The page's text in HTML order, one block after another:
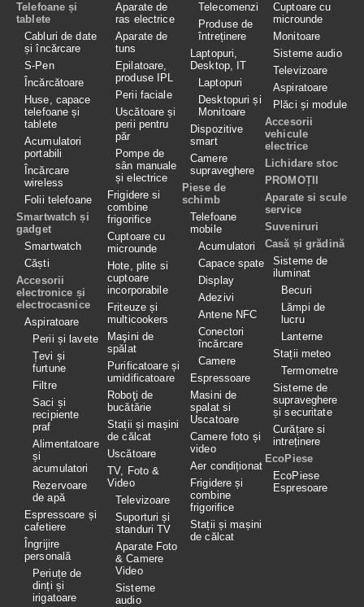
Telefoane și
tablete
Cabluri de date
și încărcare
S-Pen
Încărcătoare
Huse, capace
telefoane și
tablete
Acumulatori
portabili
Încărcare
wireless
Folii telefoane
Smartwatch și
gadget
Smartwatch
Căști
Accesorii
electronice și
electrocasnice
Aspiratoare
Perii și lavete
Țevi și
furtune
Filtre
Saci și
recipiente
praf
Alimentatoare
și
acumulatori
Rezervoare
de apă
Espressoare și
cafetiere
Îngrijire
personală
Periuțe de
dinți și
irigatoare
Aparate de
ras electrice
Aparate de
tuns
Epilatoare,
produse IPL
Perii faciale
Uscătoare și
perii pentru
păr
Pompe de
sân manuale
și electrice
Frigidere si
combine
frigorifice
Cuptoare cu
microunde
Hote, plite si
cuptoare
incorporabile
Friteuze și
multicookers
Maşini de
spălat
Purificatoare și
umidificatoare
Roboţi de
bucătărie
Stații și mașini
de călcat
Uscătoare
TV, Foto &
Video
Televizoare
Suporturi și
standuri TV
Aparate Foto
& Camere
Video
Sisteme
audio
Telecomenzi
Produse de
întreținere
Laptopuri,
Desktop, IT
Laptopuri
Desktopuri și
Monitoare
Dispozitive
smart
Camere
supraveghere
Piese de
schimb
Telefoane
mobile
Acumulatori
Capace spate
Display
Adezivi
Antene NFC
Conectori
încărcare
Camere
Espressoare
Masini de
spalat si
Uscatoare
Camere foto și
video
Aer condiționat
Frigidere și
combine
frigorifice
Stații și mașini
de călcat
Cuptoare cu
microunde
Monitoare
Sisteme audio
Televizoare
Aspiratoare
Plăci și module
Accesorii
vehicule
electrice
Lichidare stoc
PROMOȚII
Aparate si scule
service
Suveniruri
Casă și grădină
Sisteme de
iluminat
Becuri
Lămpi de
lucru
Lanterne
Stații meteo
Termometre
Sisteme de
supraveghere
și securitate
Curățare si
intreținere
EcoPiese
EcoPiese
Espresoare